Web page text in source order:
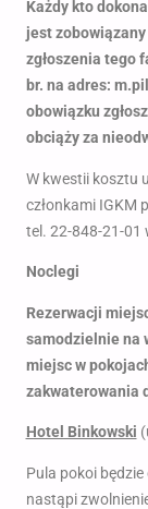
Każdy kto
jest
zgłoszenia tego
br. na adres:
obowiązku
obciąży za
W kwestii kosztu
członkami IGKM
tel. 22-848-21-01
Noclegi
Rezerwacji
samodzielnie na
miejsc w
zakwaterowania
Hotel Binkowski
Pula pokoi
nastąpi